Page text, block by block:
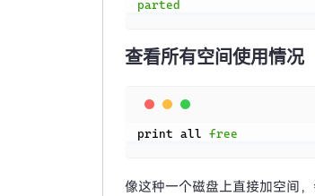
parted
查看所有空间使用情况
print all free
像这种一个磁盘上直接加空间